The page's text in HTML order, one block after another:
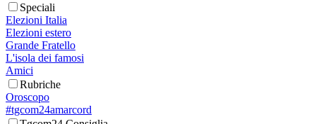
Speciali
Elezioni Italia
Elezioni estero
Grande Fratello
L'isola dei famosi
Amici
Rubriche
Oroscopo
#tgcom24amarcord